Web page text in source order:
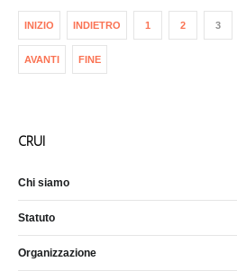
INIZIO INDIETRO 1 2 3
AVANTI FINE
CRUI
Chi siamo
Statuto
Organizzazione